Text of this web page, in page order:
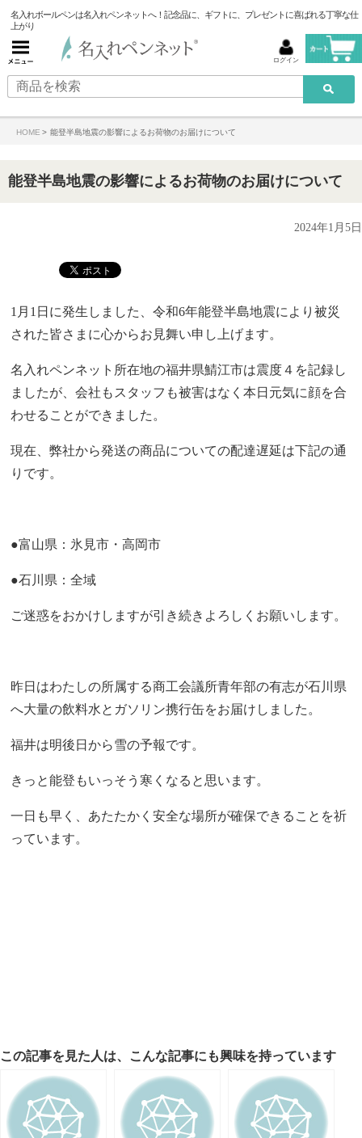
名入れボールペンは名入れペンネットへ！記念品に、ギフトに、プレゼントに喜ばれる丁寧な仕
上がり
ログイン
HOME > 能登半島地震の影響によるお荷物のお届けについて
能登半島地震の影響によるお荷物のお届けについて
2024年1月5日
1月1日に発生しました、令和6年能登半島地震により被災
された皆さまに心からお見舞い申し上げます。
名入れペンネット所在地の福井県鯖江市は震度４を記録し
ましたが、会社もスタッフも被害はなく本日元気に顔を合
わせることができました。
現在、弊社から発送の商品についての配達遅延は下記の通
りです。
●富山県：氷見市・高岡市
●石川県：全域
ご迷惑をおかけしますが引き続きよろしくお願いします。
昨日はわたしの所属する商工会議所青年部の有志が石川県
へ大量の飲料水とガソリン携行缶をお届けしました。
福井は明後日から雪の予報です。
きっと能登もいっそう寒くなると思います。
一日も早く、あたたかく安全な場所が確保できることを祈
っています。
この記事を見た人は、こんな記事にも興味を持っています